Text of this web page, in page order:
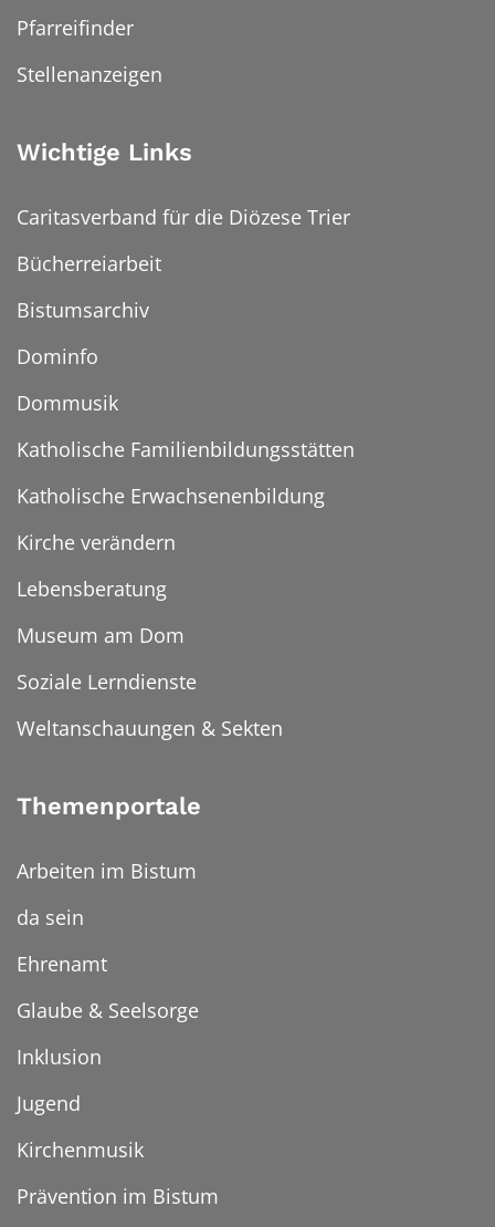
Pfarreifinder
Stellenanzeigen
Wichtige Links
Caritasverband für die Diözese Trier
Bücherreiarbeit
Bistumsarchiv
Dominfo
Dommusik
Katholische Familienbildungsstätten
Katholische Erwachsenenbildung
Kirche verändern
Lebensberatung
Museum am Dom
Soziale Lerndienste
Weltanschauungen & Sekten
Themenportale
Arbeiten im Bistum
da sein
Ehrenamt
Glaube & Seelsorge
Inklusion
Jugend
Kirchenmusik
Prävention im Bistum